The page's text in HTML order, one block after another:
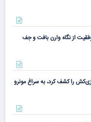
از نگاه وارن بافت و جف
را کشف کرد، به سراغ مونرو